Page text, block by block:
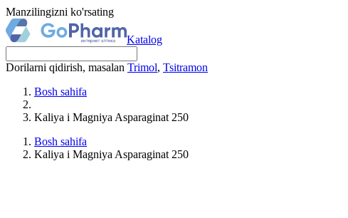
Manzilingizni ko'rsating
Katalog
Dorilarni qidirish, masalan Trimol, Tsitramon
Bosh sahifa
Kaliya i Magniya Asparaginat 250
Bosh sahifa
Kaliya i Magniya Asparaginat 250